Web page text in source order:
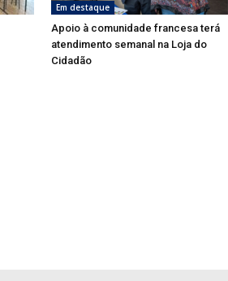
Em destaque
Apoio à comunidade francesa terá
atendimento semanal na Loja do
Cidadão